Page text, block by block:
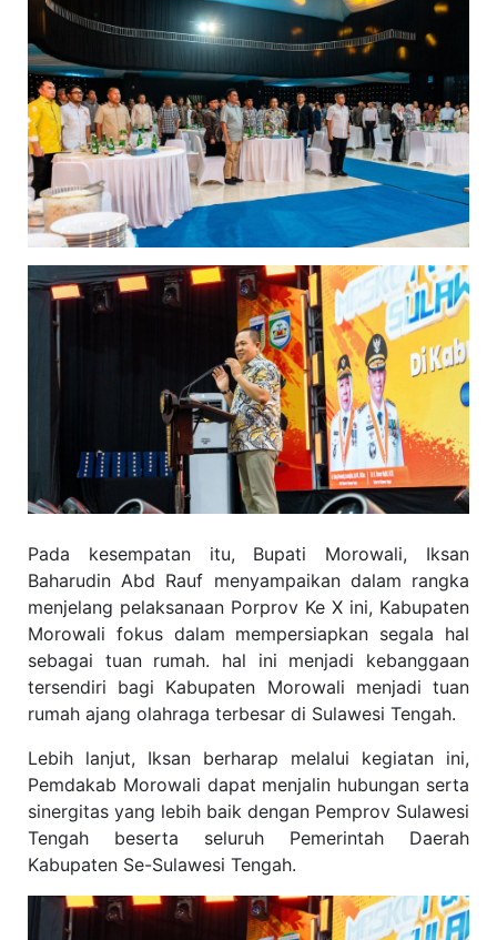
Pada kesempatan itu, Bupati Morowali, Iksan
Baharudin Abd Rauf menyampaikan dalam rangka
menjelang pelaksanaan Porprov Ke X ini, Kabupaten
Morowali fokus dalam mempersiapkan segala hal
sebagai tuan rumah. hal ini menjadi kebanggaan
tersendiri bagi Kabupaten Morowali menjadi tuan
rumah ajang olahraga terbesar di Sulawesi Tengah.
Lebih lanjut, Iksan berharap melalui kegiatan ini,
Pemdakab Morowali dapat menjalin hubungan serta
sinergitas yang lebih baik dengan Pemprov Sulawesi
Tengah beserta seluruh Pemerintah Daerah
Kabupaten Se-Sulawesi Tengah.